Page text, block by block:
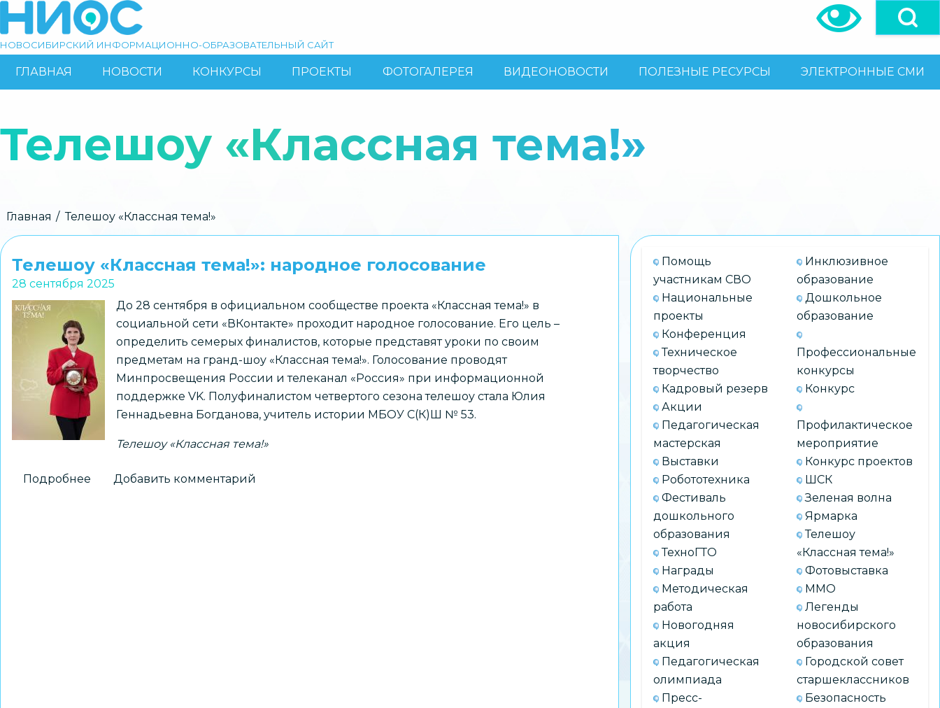
основному
Поиск
НОВОСИБИРСКИЙ ИНФОРМАЦИОННО-ОБРАЗОВАТЕЛЬНЫЙ САЙТ
ОСНОВНАЯ
ГЛАВНАЯ НОВОСТИ КОНКУРСЫ ПРОЕКТЫ ФОТОГАЛЕРЕЯ ВИДЕОНОВОСТИ ПОЛЕЗНЫЕ РЕСУРСЫ ЭЛЕКТРОННЫЕ СМИ
Телешоу «Классная тема!»
Строка
навигации
Главная Телешоу «Классная тема!»
Телешоу «Классная тема!»: народное голосование
28 сентября 2025
До 28 сентября в официальном сообществе проекта «Классная тема!» в
социальной сети «ВКонтакте» проходит народное голосование. Его цель –
определить семерых финалистов, которые представят уроки по своим
предметам на гранд-шоу «Классная тема!». Голосование проводят
Минпросвещения России и телеканал «Россия» при информационной
поддержке VK. Полуфиналистом четвертого сезона телешоу стала Юлия
Геннадьевна Богданова, учитель истории МБОУ С(К)Ш № 53.
Телешоу «Классная тема!»
Подробнее Добавить комментарий
Помощь
участникам СВО
Национальные
проекты
Конференция
Техническое
творчество
Кадровый резерв
Акции
Педагогическая
мастерская
Выставки
Робототехника
Фестиваль
дошкольного
образования
ТехноГТО
Награды
Методическая
работа
Новогодняя
акция
Педагогическая
олимпиада
Пресс-
Инклюзивное
образование
Дошкольное
образование
Профессиональные
конкурсы
Конкурс
Профилактическое
мероприятие
Конкурс проектов
ШСК
Зеленая волна
Ярмарка
Телешоу
«Классная тема!»
Фотовыставка
ММО
Легенды
новосибирского
образования
Городской совет
старшеклассников
Безопасность